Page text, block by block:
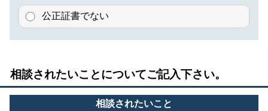
公正証書でない
相談されたいことについてご記入下さい。
相談されたいこと